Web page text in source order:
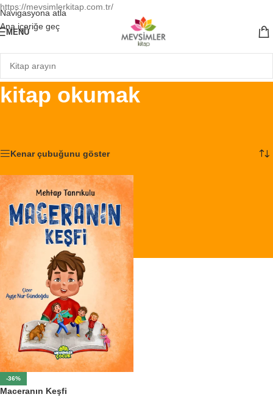
https://mevsimlerkitap.com.tr/
Navigasyona atla
Ana içeriğe geç
MENÜ
kitap okumak
Kenar çubuğunu göster
-36%
Maceranın Keşfi